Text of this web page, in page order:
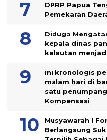
DPRP Papua
Pemekaran
Diduga
kepala dinas
kelautan
ini kronologis
malam hari di
satu
Kompensasi
Musyawarah I
Berlangsung